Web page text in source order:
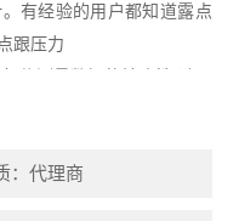
有经验的用户都知道露点
跟压力
：代理商